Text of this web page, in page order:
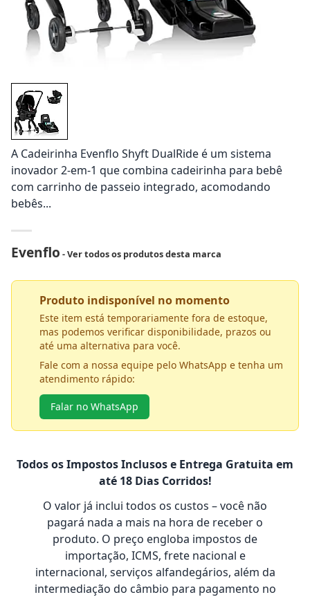
A Cadeirinha Evenflo Shyft DualRide é um sistema
inovador 2-em-1 que combina cadeirinha para bebê
com carrinho de passeio integrado, acomodando
bebês...
Evenflo - Ver todos os produtos desta marca
Produto indisponível no momento
Este item está temporariamente fora de estoque,
mas podemos verificar disponibilidade, prazos ou
até uma alternativa para você.
Fale com a nossa equipe pelo WhatsApp e tenha um
atendimento rápido:
Falar no WhatsApp
Todos os Impostos Inclusos e Entrega Gratuita em
até 18 Dias Corridos!
O valor já inclui todos os custos – você não
pagará nada a mais na hora de receber o
produto. O preço engloba impostos de
importação, ICMS, frete nacional e
internacional, serviços alfandegários, além da
intermediação do câmbio para pagamento no